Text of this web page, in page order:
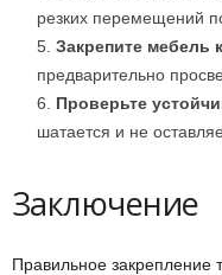
резких перемещений
Закрепите мебель
предварительно
Проверьте
шатается и не
Заключение
Правильное